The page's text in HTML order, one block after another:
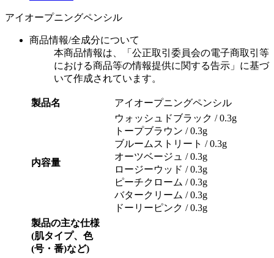
アイオープニングペンシル
商品情報/全成分について
本商品情報は、「公正取引委員会の電子商取引等
における商品等の情報提供に関する告示」に基づ
いて作成されています。
製品名 アイオープニングペンシル
内容量
ウォッシュドブラック​ / 0.3g
トープブラウン / 0.3g
ブルームストリート / 0.3g
オーツベージュ / 0.3g
ロージーウッド / 0.3g
ピーチクローム / 0.3g
バタークリーム / 0.3g
ドーリーピンク / 0.3g
製品の主な仕様
(肌タイプ、色
(号・番)など)